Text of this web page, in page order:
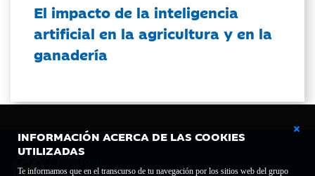
INFORMACIÓN ACERCA DE LAS COOKIES
UTILIZADAS
Te informamos que en el transcurso de tu navegación por los sitios web del grupo
El impacto de la inteligencia
artificial en la agricultura y en la
ganadería